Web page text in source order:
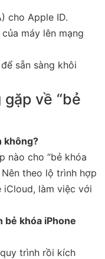
cho Apple ID.
máy lên mạng
sẵn sàng khôi
gặp về “bẻ
không?
nào cho “bẻ khóa
theo lộ trình hợp
iCloud, làm việc với
bẻ khóa iPhone
trình rồi kích